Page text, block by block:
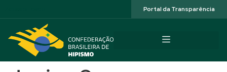
Portal da Transparência